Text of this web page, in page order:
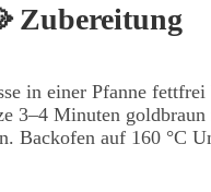
Zubereitung
in einer Pfanne fettfrei
3–4 Minuten goldbraun
Backofen auf 160 °C